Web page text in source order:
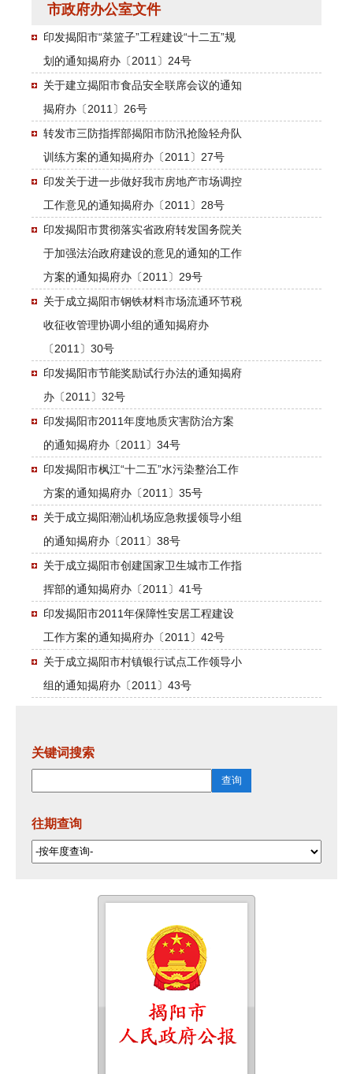
市政府办公室文件
印发揭阳市“菜篮子”工程建设“十二五”规
划的通知揭府办〔2011〕24号
关于建立揭阳市食品安全联席会议的通知
揭府办〔2011〕26号
转发市三防指挥部揭阳市防汛抢险轻舟队
训练方案的通知揭府办〔2011〕27号
印发关于进一步做好我市房地产市场调控
工作意见的通知揭府办〔2011〕28号
印发揭阳市贯彻落实省政府转发国务院关
于加强法治政府建设的意见的通知的工作
方案的通知揭府办〔2011〕29号
关于成立揭阳市钢铁材料市场流通环节税
收征收管理协调小组的通知揭府办
〔2011〕30号
印发揭阳市节能奖励试行办法的通知揭府
办〔2011〕32号
印发揭阳市2011年度地质灾害防治方案
的通知揭府办〔2011〕34号
印发揭阳市枫江“十二五”水污染整治工作
方案的通知揭府办〔2011〕35号
关于成立揭阳潮汕机场应急救援领导小组
的通知揭府办〔2011〕38号
关于成立揭阳市创建国家卫生城市工作指
挥部的通知揭府办〔2011〕41号
印发揭阳市2011年保障性安居工程建设
工作方案的通知揭府办〔2011〕42号
关于成立揭阳市村镇银行试点工作领导小
组的通知揭府办〔2011〕43号
关键词搜索
往期查询